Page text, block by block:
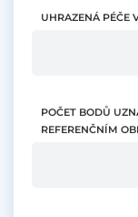
UHRAZENÁ PÉČE
POČET BODŮ
REFERENČNÍM